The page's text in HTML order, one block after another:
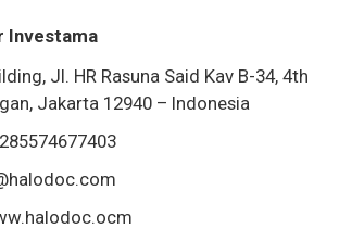
Investama
Jl. HR Rasuna Said Kav B-34, 4th
Jakarta 12940 – Indonesia